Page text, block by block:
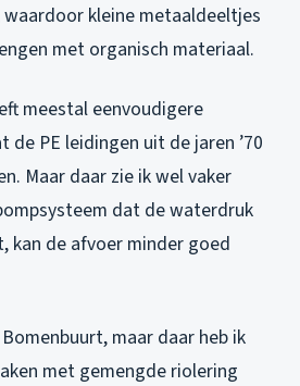
kleine metaaldeeltjes
met organisch materiaal.
meestal eenvoudigere
PE leidingen uit de jaren ’70
Maar daar zie ik wel vaker
dat de waterdruk
kan de afvoer minder goed
maar daar heb ik
met gemengde riolering